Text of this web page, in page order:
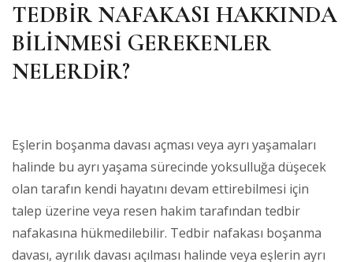
TEDBİR NAFAKASI HAKKINDA
BİLİNMESİ GEREKENLER
NELERDİR?
Eşlerin boşanma davası açması veya ayrı yaşamaları
halinde bu ayrı yaşama sürecinde yoksulluğa düşecek
olan tarafın kendi hayatını devam ettirebilmesi için
talep üzerine veya resen hakim tarafından tedbir
nafakasına hükmedilebilir. Tedbir nafakası boşanma
davası, ayrılık davası açılması halinde veya eşlerin ayrı